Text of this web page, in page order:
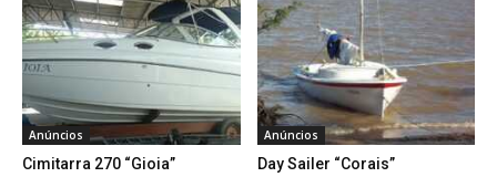
Anúncios
Cimitarra 270 “Gioia”
Anúncios
Day Sailer “Corais”